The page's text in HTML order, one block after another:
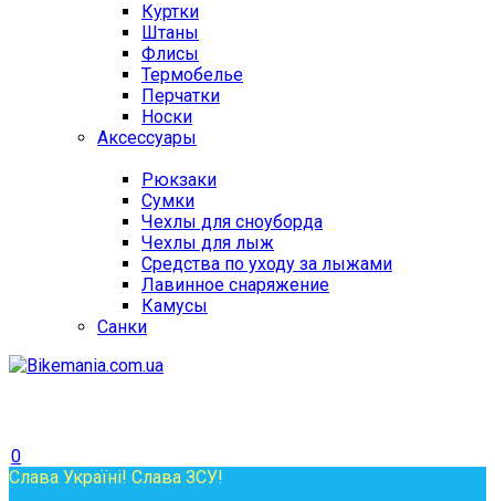
Куртки
Штаны
Флисы
Термобелье
Перчатки
Носки
Аксессуары
Рюкзаки
Сумки
Чехлы для сноуборда
Чехлы для лыж
Средства по уходу за лыжами
Лавинное снаряжение
Камусы
Санки
0
Слава Україні! Слава ЗСУ!